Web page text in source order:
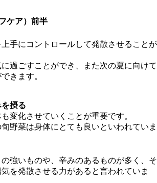
ケア）前半
手にコントロールして発散させることが
過ごすことができ、また次の夏に向けて
きます。
摂る
変化させていくことが重要です。
野菜は身体にとても良いといわれていま
強いものや、辛みのあるものが多く、そ
を発散させる力があると言われていま